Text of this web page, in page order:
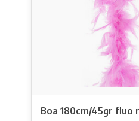
Boa 180cm/45gr fluo